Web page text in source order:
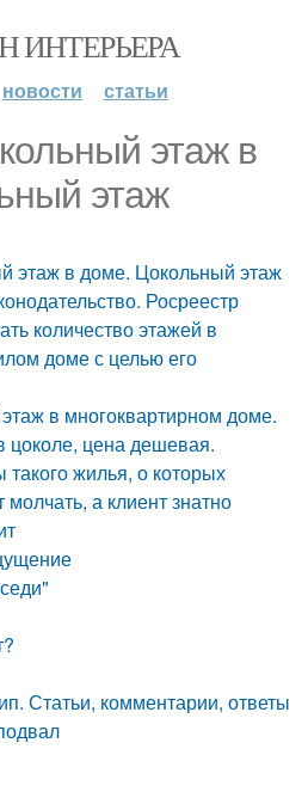
ИНТЕРЬЕРА
новости статьи
этаж в
этаж
этаж в доме. Цокольный этаж
Росреестр
количество этажей в
доме с целью его
в многоквартирном доме.
цоколе, цена дешевая.
жилья, о которых
молчать, а клиент знатно
Статьи, комментарии, ответы